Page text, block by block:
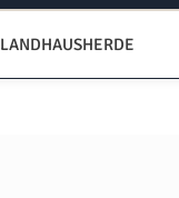
LANDHAUSHERDE